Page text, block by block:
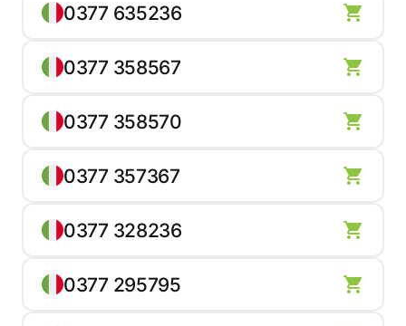
0377 635236
0377 358567
0377 358570
0377 357367
0377 328236
0377 295795